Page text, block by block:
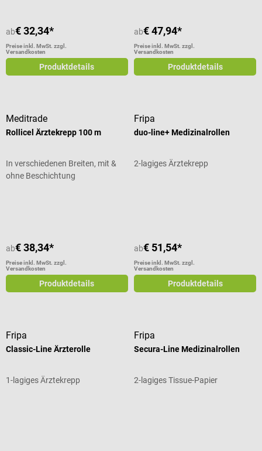
ab€ 32,34*
Preise inkl. MwSt. zzgl.
Versandkosten
Produktdetails
ab€ 47,94*
Preise inkl. MwSt. zzgl.
Versandkosten
Produktdetails
Meditrade
Rollicel Ärztekrepp 100 m
In verschiedenen Breiten, mit &
ohne Beschichtung
ab€ 38,34*
Preise inkl. MwSt. zzgl.
Versandkosten
Produktdetails
Fripa
duo-line+ Medizinalrollen
2-lagiges Ärztekrepp
ab€ 51,54*
Preise inkl. MwSt. zzgl.
Versandkosten
Produktdetails
Fripa
Classic-Line Ärzterolle
1-lagiges Ärztekrepp
Fripa
Secura-Line Medizinalrollen
2-lagiges Tissue-Papier